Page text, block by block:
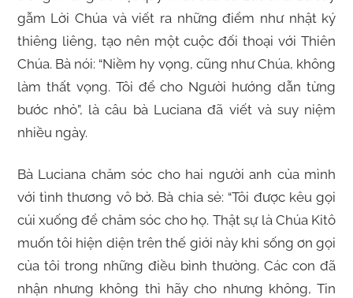
gẫm Lời Chúa và viết ra những điểm như nhật ký
thiêng liêng, tạo nên một cuộc đối thoại với Thiên
Chúa. Bà nói: “Niềm hy vọng, cũng như Chúa, không
làm thất vọng. Tôi để cho Người hướng dẫn từng
bước nhỏ”, là câu bà Luciana đã viết và suy niệm
nhiều ngày.
Bà Luciana chăm sóc cho hai người anh của mình
với tình thương vô bờ. Bà chia sẻ: “Tôi được kêu gọi
cúi xuống để chăm sóc cho họ. Thật sự là Chúa Kitô
muốn tôi hiện diện trên thế giới này khi sống ơn gọi
của tôi trong những điều bình thường. Các con đã
nhận nhưng không thì hãy cho nhưng không, Tin